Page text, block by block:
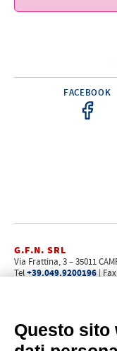
FACEBOOK
G.F.N. SRL
Via Frattina, 3 – 35011
Tel+39.049.9200196 |
PROFILO
Questo sito